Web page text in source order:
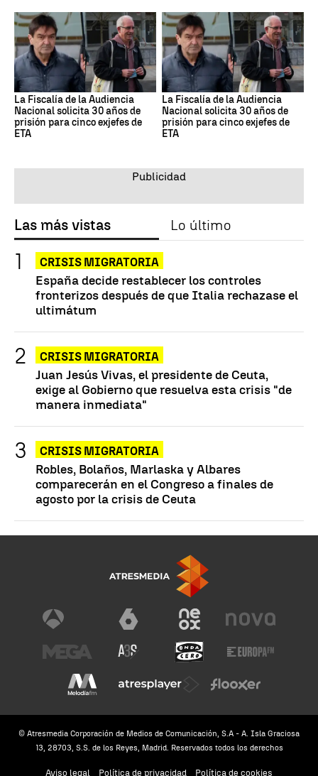
La Fiscalía de la Audiencia
Nacional solicita 30 años de
prisión para cinco exjefes de
ETA
La Fiscalía de la Audiencia
Nacional solicita 30 años de
prisión para cinco exjefes de
ETA
Las más vistas Lo último
CRISIS MIGRATORIA
España decide restablecer los controles
fronterizos después de que Italia rechazase el
ultimátum
CRISIS MIGRATORIA
Juan Jesús Vivas, el presidente de Ceuta,
exige al Gobierno que resuelva esta crisis "de
manera inmediata"
CRISIS MIGRATORIA
Robles, Bolaños, Marlaska y Albares
comparecerán en el Congreso a finales de
agosto por la crisis de Ceuta
© Atresmedia Corporación de Medios de Comunicación, S.A - A. Isla Graciosa
13, 28703, S.S. de los Reyes, Madrid. Reservados todos los derechos
Aviso legal Política de privacidad Política de cookies